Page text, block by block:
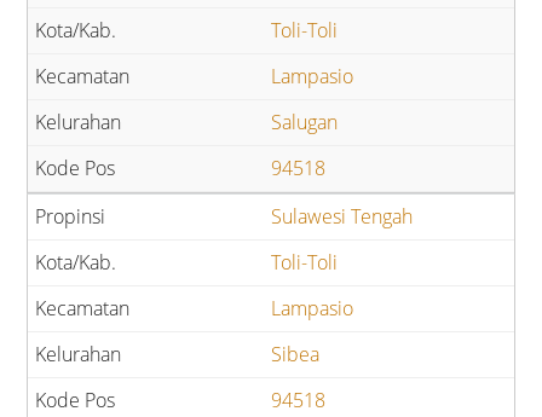
Toli-Toli
Lampasio
Salugan
94518
Sulawesi Tengah
Toli-Toli
Lampasio
Sibea
94518